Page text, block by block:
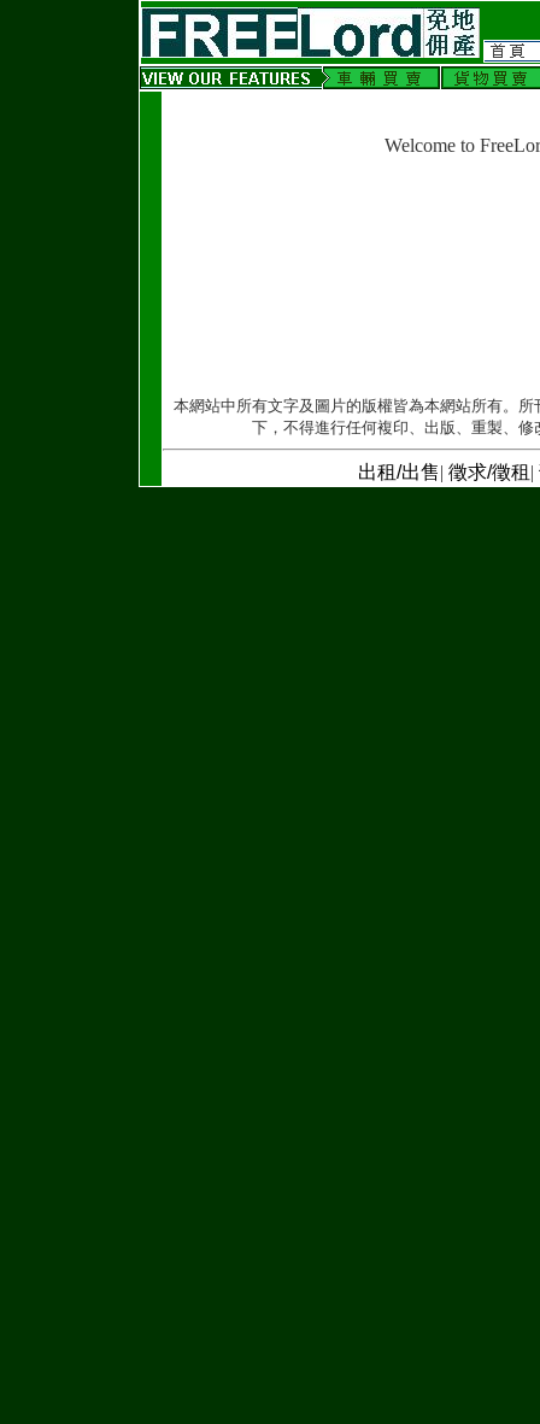
Welcome to
本網站中所有文字及圖片的版權皆為本網站所有。
下，不得進行任何複印、出版、重製、
出租/出售| 徵求/徵租 |